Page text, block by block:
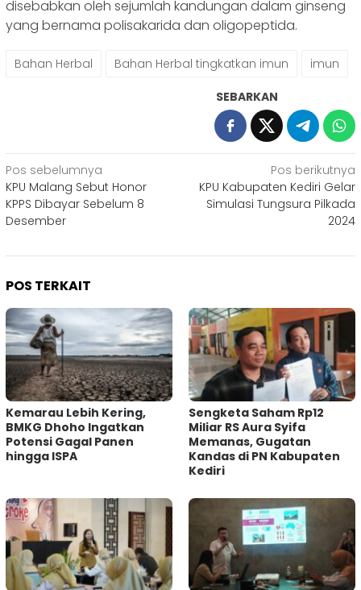
disebabkan oleh sejumlah kandungan dalam ginseng
yang bernama polisakarida dan oligopeptida.
Bahan Herbal Bahan Herbal tingkatkan imun imun
SEBARKAN
Navigasi
pos
Pos sebelumnya
KPU Malang Sebut Honor
KPPS Dibayar Sebelum 8
Desember
Pos berikutnya
KPU Kabupaten Kediri Gelar
Simulasi Tungsura Pilkada
2024
POS TERKAIT
Kemarau Lebih Kering,
BMKG Dhoho Ingatkan
Potensi Gagal Panen
hingga ISPA
Sengketa Saham Rp12
Miliar RS Aura Syifa
Memanas, Gugatan
Kandas di PN Kabupaten
Kediri